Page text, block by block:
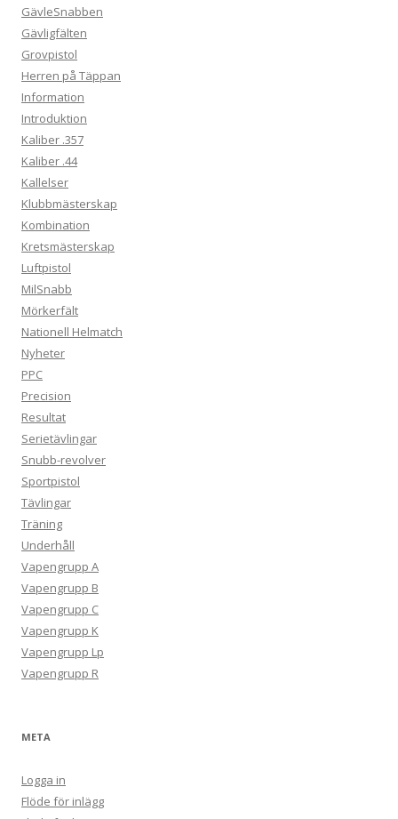
GävleSnabben
Gävligfälten
Grovpistol
Herren på Täppan
Information
Introduktion
Kaliber .357
Kaliber .44
Kallelser
Klubbmästerskap
Kombination
Kretsmästerskap
Luftpistol
MilSnabb
Mörkerfält
Nationell Helmatch
Nyheter
PPC
Precision
Resultat
Serietävlingar
Snubb-revolver
Sportpistol
Tävlingar
Träning
Underhåll
Vapengrupp A
Vapengrupp B
Vapengrupp C
Vapengrupp K
Vapengrupp Lp
Vapengrupp R
META
Logga in
Flöde för inlägg